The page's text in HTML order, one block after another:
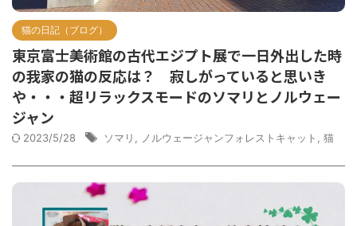
猫の日記（ブログ）
東京富士美術館の古代エジプト展で一日外出した時
の我家の猫の反応は？ 寂しがっていると思いき
や・・・超リラックスモードのソマリとノルウェー
ジャン
2023/5/28 ソマリ ノルウェージャンフォレストキャット 猫